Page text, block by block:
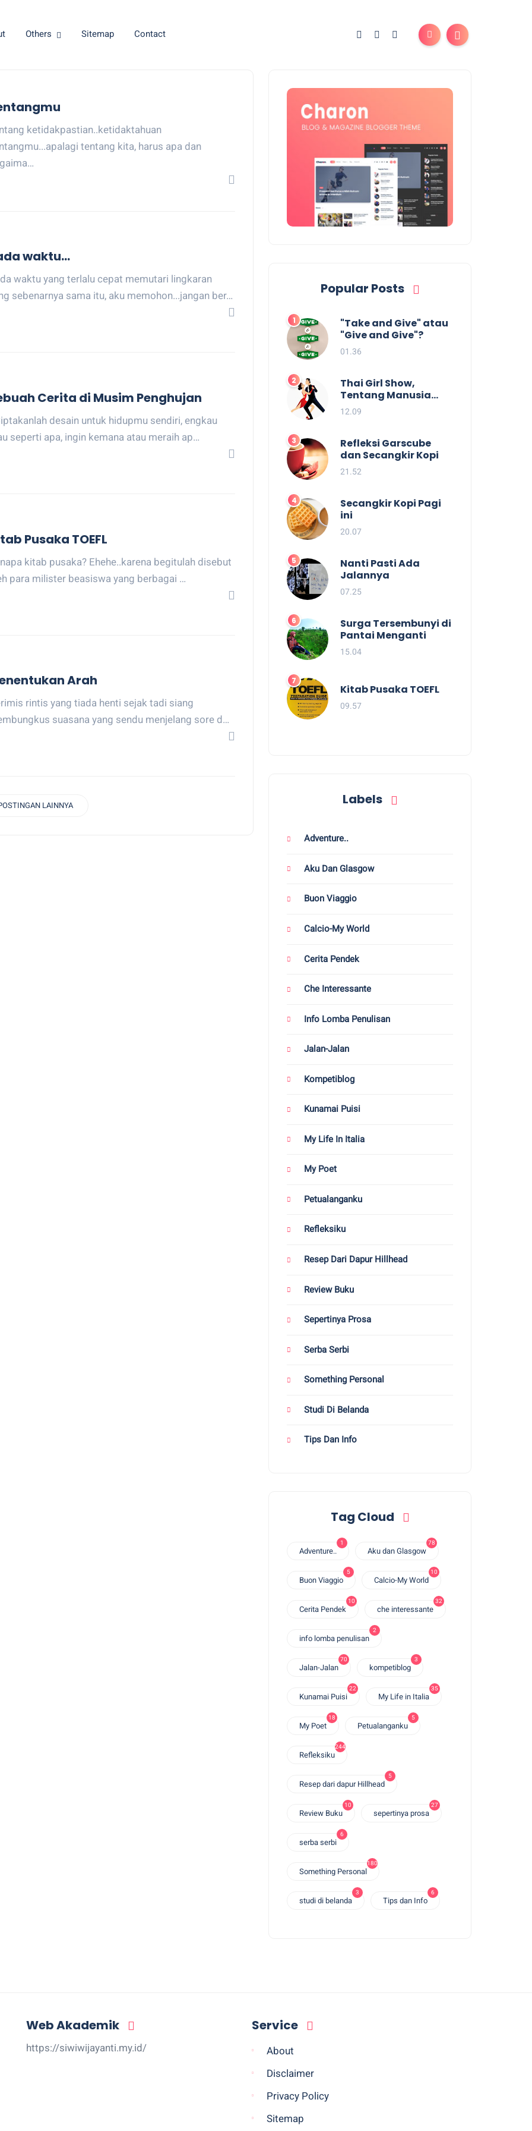
Others Sitemap Contact
ketidakpastian..ketidaktahuan
tentang kita, harus apa dan
waktu...
waktu yang terlalu cepat memutari lingkaran
sebenarnya sama itu, aku memohon...jangan ber…
Cerita di Musim Penghujan
desain untuk hidupmu sendiri, engkau
seperti apa, ingin kemana atau meraih ap…
Pusaka TOEFL
kitab pusaka? Ehehe..karena begitulah disebut
para milister beasiswa yang berbagai …
Arah
rintis yang tiada henti sejak tadi siang
suasana yang sendu menjelang sore d…
LAINNYA
Popular Posts
"Take and Give" atau
"Give and Give"?
01.36
Thai Girl Show,
Tentang Manusia
dan Batas
Kesenangan.
12.09
Refleksi Garscube
dan Secangkir Kopi
21.52
Secangkir Kopi Pagi
ini
20.07
Nanti Pasti Ada
Jalannya
07.25
Surga Tersembunyi di
Pantai Menganti
15.04
Kitab Pusaka TOEFL
09.57
Labels
Adventure..
Aku Dan Glasgow
Buon Viaggio
Calcio-My World
Cerita Pendek
Che Interessante
Info Lomba Penulisan
Jalan-Jalan
Kompetiblog
Kunamai Puisi
My Life In Italia
My Poet
Petualanganku
Refleksiku
Resep Dari Dapur Hillhead
Review Buku
Sepertinya Prosa
Serba Serbi
Something Personal
Studi Di Belanda
Tips Dan Info
Tag Cloud
Adventure..
1
Aku dan Glasgow
78
Buon Viaggio
5
Calcio-My World
10
Cerita Pendek
10
che interessante
32
info lomba penulisan
2
Jalan-Jalan
70
kompetiblog
3
Kunamai Puisi
22
My Life in Italia
35
My Poet
18
Petualanganku
5
Refleksiku
244
Resep dari dapur Hillhead
5
Review Buku
10
sepertinya prosa
27
serba serbi
6
Something Personal
180
studi di belanda
3
Tips dan Info
6
Web Akademik
https://siwiwijayanti.my.id/
Service
About
Disclaimer
Privacy Policy
Sitemap